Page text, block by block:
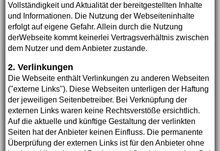
Vollständigkeit und Aktualität der bereitgestellten Inhalte
und Informationen. Die Nutzung der Webseiteninhalte
erfolgt auf eigene Gefahr. Allein durch die Nutzung
derWebseite kommt keinerlei Vertragsverhältnis zwischen
dem Nutzer und dem Anbieter zustande.
2. Verlinkungen
Die Webseite enthält Verlinkungen zu anderen Webseiten
("externe Links"). Diese Webseiten unterligen der Haftung
der jeweiligen Seitenbetreiber. Bei Verknüpfung der
externen Links waren keine Rechtsverstöße ersichtlich.
Auf die aktuelle und künftige Gestaltung der verlinkten
Seiten hat der Anbieter keinen Einfluss. Die permanente
Überprüfung der externen Links ist für den Anbieter ohne